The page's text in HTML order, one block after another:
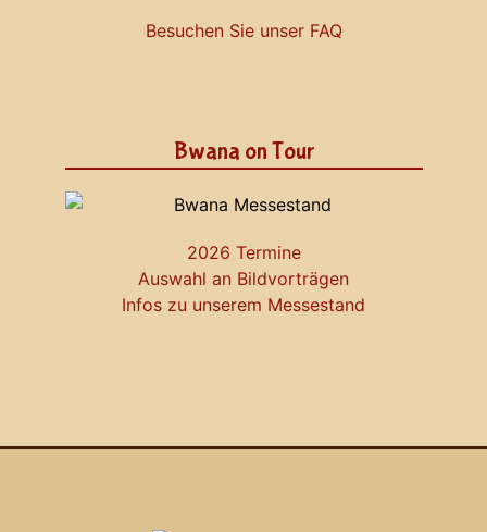
Besuchen Sie unser FAQ
Bwana on Tour
2026 Termine
Auswahl an Bildvorträgen
Infos zu unserem Messestand